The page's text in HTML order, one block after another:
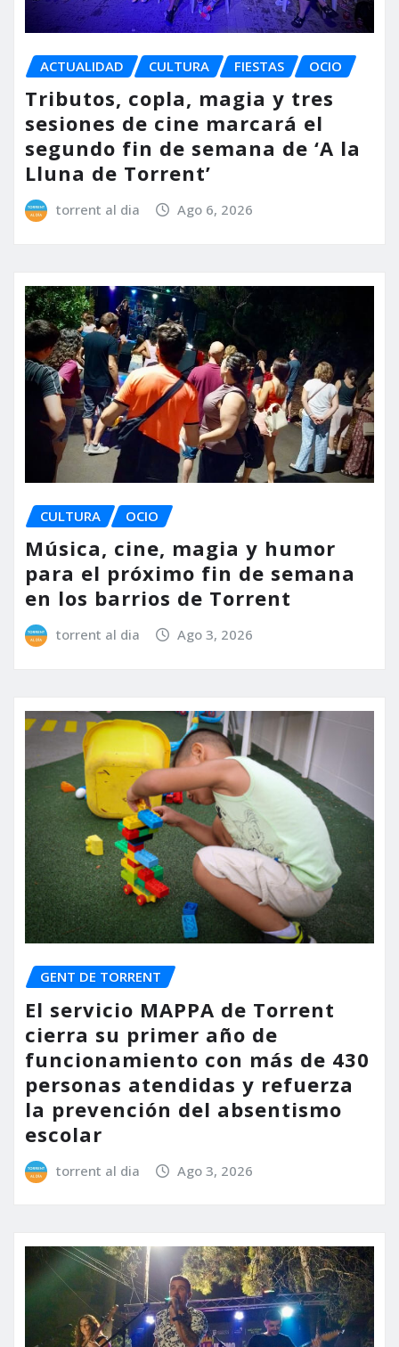
ACTUALIDAD CULTURA FIESTAS OCIO
Tributos, copla, magia y tres
sesiones de cine marcará el
segundo fin de semana de ‘A la
Lluna de Torrent’
torrent al dia Ago 6, 2026
CULTURA OCIO
Música, cine, magia y humor
para el próximo fin de semana
en los barrios de Torrent
torrent al dia Ago 3, 2026
GENT DE TORRENT
El servicio MAPPA de Torrent
cierra su primer año de
funcionamiento con más de 430
personas atendidas y refuerza
la prevención del absentismo
escolar
torrent al dia Ago 3, 2026